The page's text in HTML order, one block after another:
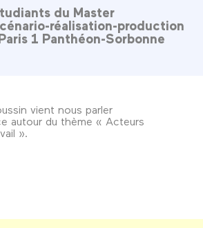
du Master
réalisation-production
1 Panthéon-Sorbonne
vient nous parler
autour du thème « Acteurs
».